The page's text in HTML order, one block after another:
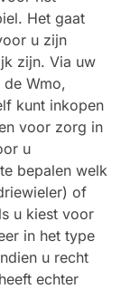
Het gaat
u zijn
zijn. Via uw
Wmo,
kunt inkopen
voor zorg in
u
bepalen welk
of
u kiest voor
in het type
u recht
echter